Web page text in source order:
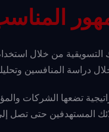
من خلال
المنافسين
تضعها الشركات
المستهدفين حتى تصل